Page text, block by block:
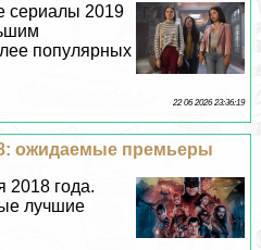
сериалы 2019
популярных
22 06 2026 23:36:19
ожидаемые премьеры
года.
лучшие